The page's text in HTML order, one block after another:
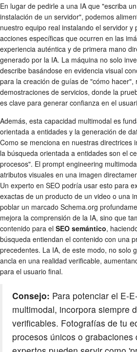
En lugar de pedirle a una IA que "escriba
instalación de un servidor", podemos
nuestro equipo real instalando el servidor y
acciones específicas que ocurren en las
experiencia auténtica y de primera mano
generado por la IA. La máquina no solo
describe basándose en evidencia visual
para la creación de guías de "cómo hacer",
demostraciones de servicios, donde la
es clave para generar confianza en el
Además, esta capacidad multimodal es
orientada a entidades y la generación de
Como se menciona en nuestras directrices
la búsqueda orientada a entidades son el
procesos". El prompt engineering
atributos visuales en una imagen
Un experto en SEO podría usar esto para
exactas de un producto de un video o una
poblar un marcado Schema.org
mejora la comprensión de la IA, sino que
contenido para el SEO semántico,
búsqueda entiendan el contenido con una
precedentes. La IA, de este modo, no solo
ancla en una realidad verificable,
para el usuario final.
Consejo: Para potenciar el E-
multimodal, incorpora siempre
verificables. Fotografías de tu
procesos únicos o grabaciones